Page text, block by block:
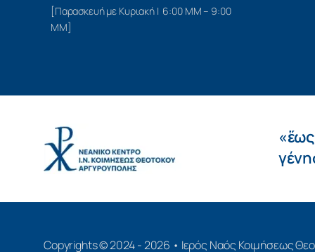
[Παρασκευή με Κυριακή | 6:00 ΜΜ – 9:00
ΜΜ]
Copyrights © 2024 - 2026 • Ιερός Ναός Κοιμήσεως